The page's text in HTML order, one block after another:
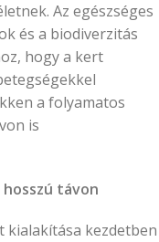
Az egészséges
és a biodiverzitás
hogy a kert
a folyamatos
is
távon
kezdetben